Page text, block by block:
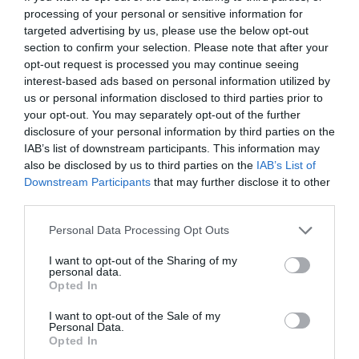
processing of your personal or sensitive information for
targeted advertising by us, please use the below opt-out
section to confirm your selection. Please note that after your
opt-out request is processed you may continue seeing
interest-based ads based on personal information utilized by
us or personal information disclosed to third parties prior to
your opt-out. You may separately opt-out of the further
disclosure of your personal information by third parties on the
IAB’s list of downstream participants. This information may
also be disclosed by us to third parties on the IAB’s List of
Downstream Participants that may further disclose it to other
Personal Data Processing Opt Outs
I want to opt-out of the Sharing of my
personal data.
Opted In
I want to opt-out of the Sale of my
Personal Data.
Opted In
Σύμφωνα με έγκυρες πληροφορίες, περίπου 100
Αιγύπτιοιαλιεργάτεςεργάζονται στηνΑλεξανδρούπολη
Οι περισσότεροι ζουν πάνω στασκάφη. Εκεί κοιμούνται,
τρώνε, μιλούν με τιςοικογένειές τους στην Αίγυπτο.
Δεν έρχονται για μόνιμη εγκατάσταση . Έρχονται για
μερικά χρόνια, μαζεύουν μεροκάματα, στέλνουν χρήματα
πίσω, κι όταν «κλείσει ο κύκλος», επιστρέφουν.
Οι αποδοχές τους δεν είναι ευκαταφρόνητες:1.200 με
ευρώ καθαρά τον μήνα. Και καθώς ζουν πάνω στα
Διαθέτουννόμιμα έγγραφα
ιδιοκτήτες των σκαφών.